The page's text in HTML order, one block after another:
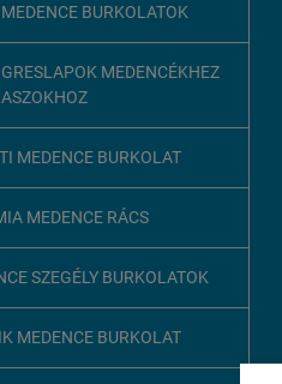
BURKOLATOK
MEDENCÉKHEZ
MEDENCE BURKOLAT
MEDENCE RÁCS
SZEGÉLY BURKOLATOK
MEDENCE BURKOLAT